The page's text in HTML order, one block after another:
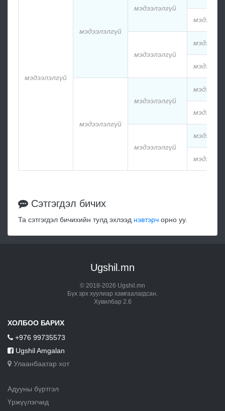
мэдээлэлгүй
мэдээлэлгүй
мэдээлэлгүй
мэдээлэлгүй
мэдээлэлгүй
мэдээлэлгүй
мэдээлэлгүй
Сэтгэгдэл бичих
Та сэтгэгдэл бичихийн тулд эхлээд нэвтэрч орно уу.
Ugshil.mn
© 2018-2026 Ugshil.mn
Бүх эрх хуулиар хамгаалагдсан.
Хувилбар 2.6
ХОЛБОО БАРИХ
+976 99735573
Ugshil Amgalan
Улаанбаатар хот
Адууны бүртгэл
Үржүүлэгчид